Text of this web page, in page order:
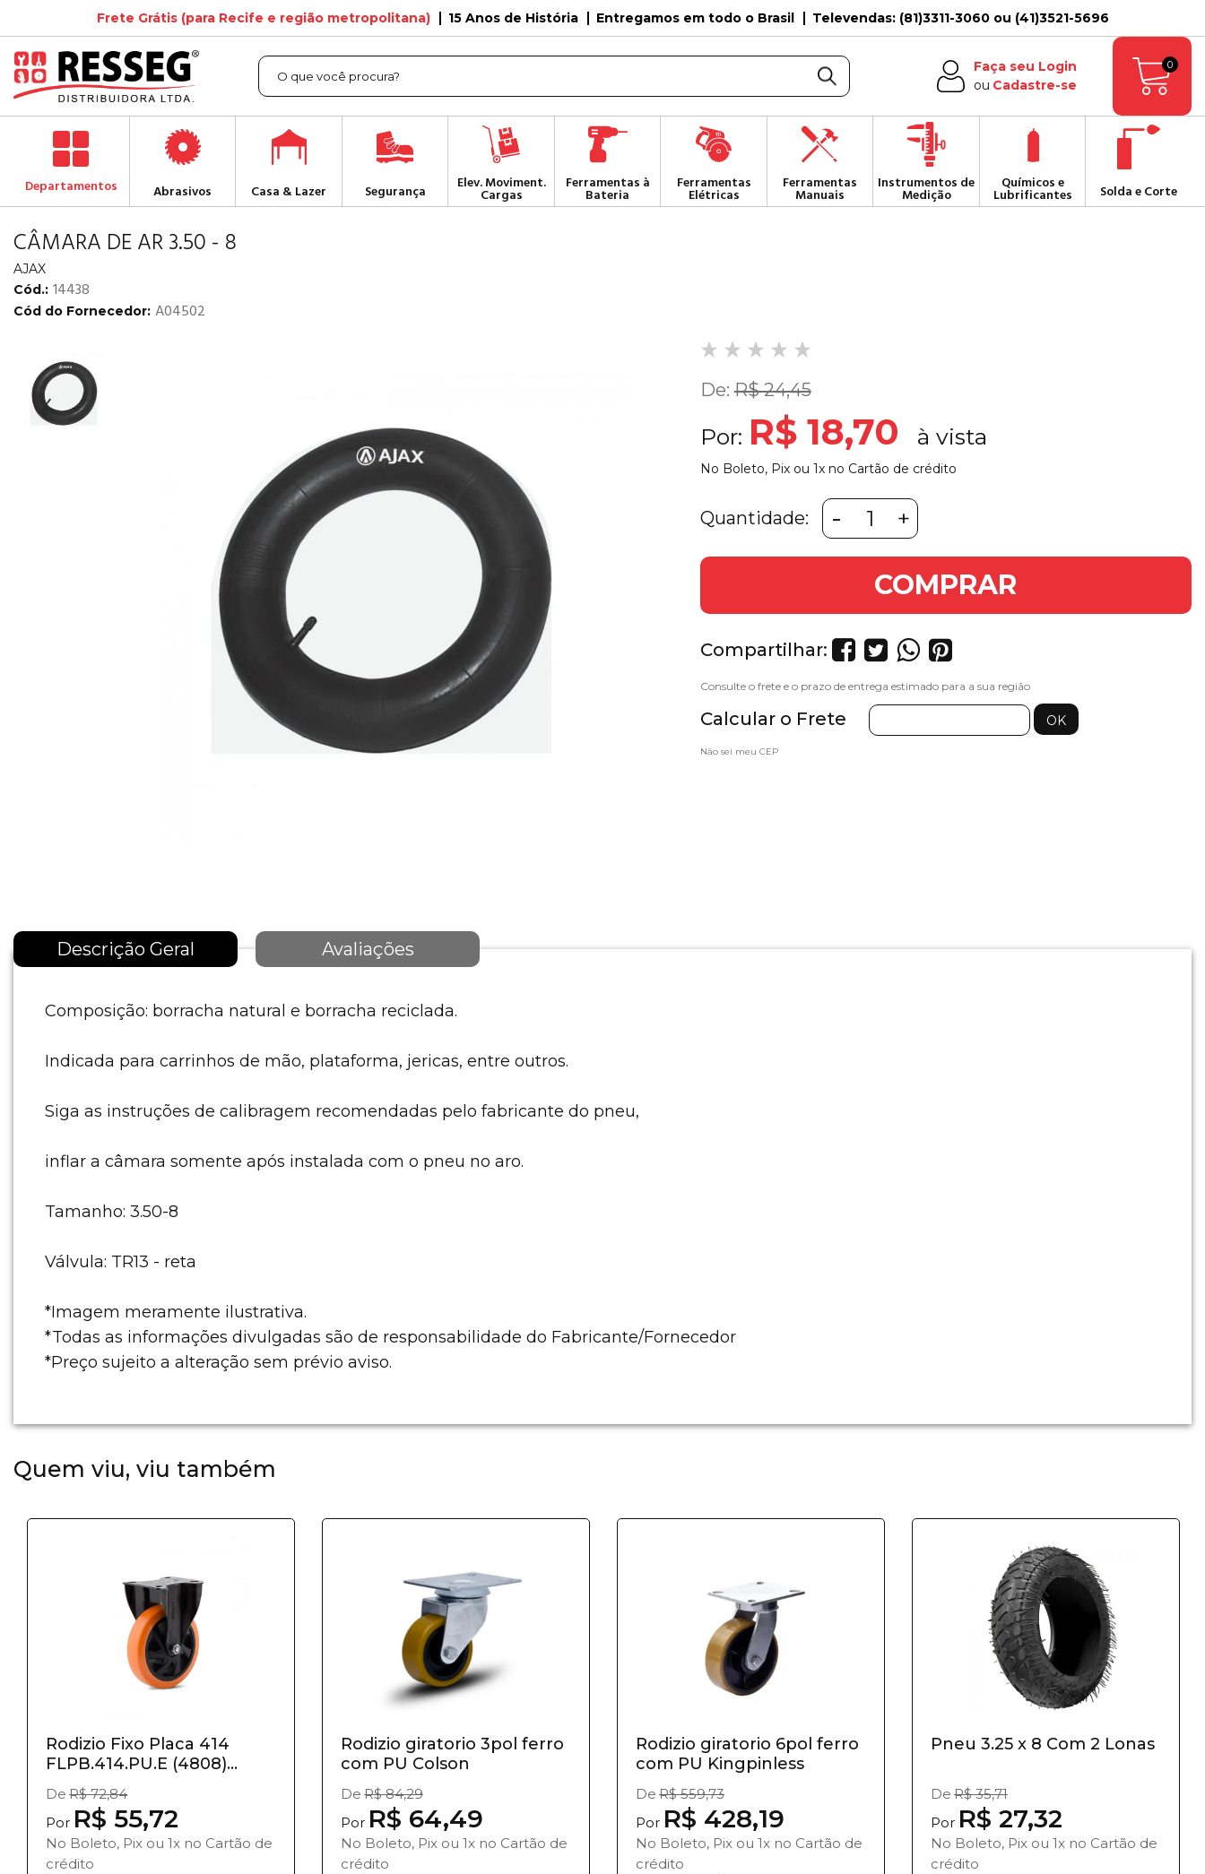
Frete Grátis (para Recife e região metropolitana) 15 Anos de História Entregamos em todo o Brasil Televendas: (81)3311-3060 ou (41)3521-5696
Faça seu Login
ou Cadastre-se
0
Departamentos Abrasivos Casa & Lazer Segurança
Elev. Moviment.
Cargas
Ferramentas à
Bateria
Ferramentas
Elétricas
Ferramentas
Manuais
Instrumentos de
Medição
Químicos e
Lubrificantes Solda e Corte
CÂMARA DE AR 3.50 - 8
AJAX
Cód.: 14438
Cód do Fornecedor: A04502
De:R$ 24,45
Por: R$ 18,70
No Boleto, Pix ou 1x no Cartão de crédito
Quantidade: - +
COMPRAR
Compartilhar:
Calcular o Frete
Não sei meu CEP
Descrição Geral Avaliações
Composição: borracha natural e borracha reciclada.
Indicada para carrinhos de mão, plataforma, jericas, entre outros.
Siga as instruções de calibragem recomendadas pelo fabricante do pneu,
inflar a câmara somente após instalada com o pneu no aro.
Tamanho: 3.50-8
Válvula: TR13 - reta
*Imagem meramente ilustrativa.
*Todas as informações divulgadas são de responsabilidade do Fabricante/Fornecedor
*Preço sujeito a alteração sem prévio aviso.
Quem viu, viu também
Rodizio Fixo Placa 414
FLPB.414.PU.E (4808)
140Kg
De R$ 72,84
Por R$ 55,72
No Boleto, Pix ou 1x no Cartão de
crédito
Rodizio giratorio 3pol ferro
com PU Colson
De R$ 84,29
Por R$ 64,49
No Boleto, Pix ou 1x no Cartão de
crédito
Rodizio giratorio 6pol ferro
com PU Kingpinless
De R$ 559,73
Por R$ 428,19
No Boleto, Pix ou 1x no Cartão de
crédito
Pneu 3.25 x 8 Com 2 Lonas
De R$ 35,71
Por R$ 27,32
No Boleto, Pix ou 1x no Cartão de
crédito